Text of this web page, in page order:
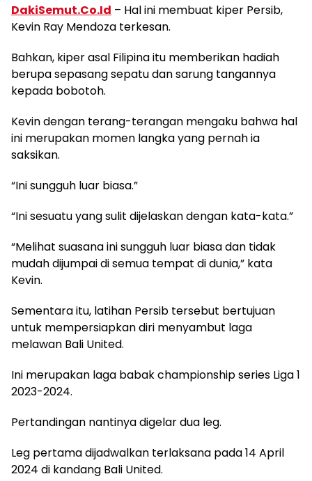
DakiSemut.Co.Id – Hal ini membuat kiper Persib,
Kevin Ray Mendoza terkesan.
Bahkan, kiper asal Filipina itu memberikan hadiah
berupa sepasang sepatu dan sarung tangannya
kepada bobotoh.
Kevin dengan terang-terangan mengaku bahwa hal
ini merupakan momen langka yang pernah ia
saksikan.
“Ini sungguh luar biasa.”
“Ini sesuatu yang sulit dijelaskan dengan kata-kata.”
“Melihat suasana ini sungguh luar biasa dan tidak
mudah dijumpai di semua tempat di dunia,” kata
Kevin.
Sementara itu, latihan Persib tersebut bertujuan
untuk mempersiapkan diri menyambut laga
melawan Bali United.
Ini merupakan laga babak championship series Liga 1
2023-2024.
Pertandingan nantinya digelar dua leg.
Leg pertama dijadwalkan terlaksana pada 14 April
2024 di kandang Bali United.